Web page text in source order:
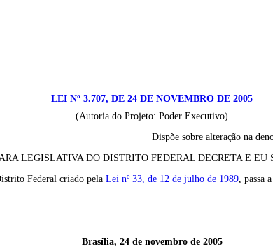
LEI Nº 3.707, DE 24 DE NOVEMBRO DE 2005
(Autoria do Projeto: Poder Executivo)
Dispõe sobre alteração na
LEGISLATIVA DO DISTRITO FEDERAL DECRETA E EU
Federal criado pela Lei nº 33, de 12 de julho de 1989, passa
Brasília, 24 de novembro de 2005